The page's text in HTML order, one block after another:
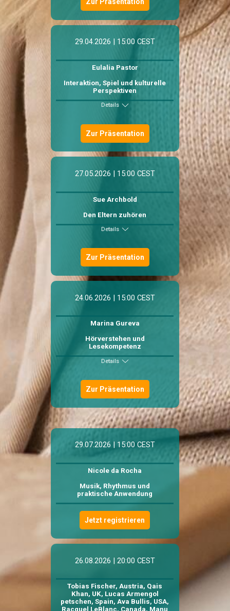
29.04.2026 | 15:00 CEST
Eulalia Pastor
Interaktion, Spiel und kulturelle
Perspektiven
Details
Zur Präsentation
27.05.2026 | 15:00 CEST
Sue Archbold
Den Eltern zuhören
Details
Zur Präsentation
24.06.2026 | 15:00 CEST
Marina Gureva
Hörverstehen und
Lesekompetenz
Details
Zur Präsentation
29.07.2026 | 15:00 CEST
Nicole da Rocha
Musik, Rhythmus und
praktische Anwendung
Jetzt registrieren
26.08.2026 | 20:00 CEST
Tobias Fischer, Austria, Qais
Khan, UK, Lucas Armengol
petschen, Spain, Ava Bullis, USA,
Racquel LeBlanc, Canada, Manu